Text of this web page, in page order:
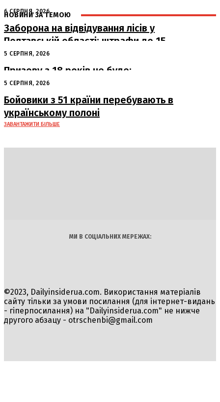
НОВИНИ ЗА ТЕМОЮ
6 СЕРПНЯ, 2026
Заборона на відвідування лісів у
Полтавській області: штрафи до 15
тисяч гривень
5 СЕРПНЯ, 2026
Призову з 18 років не буде:
офіційна позиція Офісу Президента
5 СЕРПНЯ, 2026
Бойовики з 51 країни перебувають в
українському полоні
ЗАВАНТАЖИТИ БІЛЬШЕ
МИ В СОЦІАЛЬНИХ МЕРЕЖАХ:
©2023, Dailyinsiderua.com. Використання матеріалів
сайту тільки за умови посилання (для інтернет-видань
- гіперпосилання) на "Dailyinsiderua.com" не нижче
другого абзацу - otrschenbi@gmail.com